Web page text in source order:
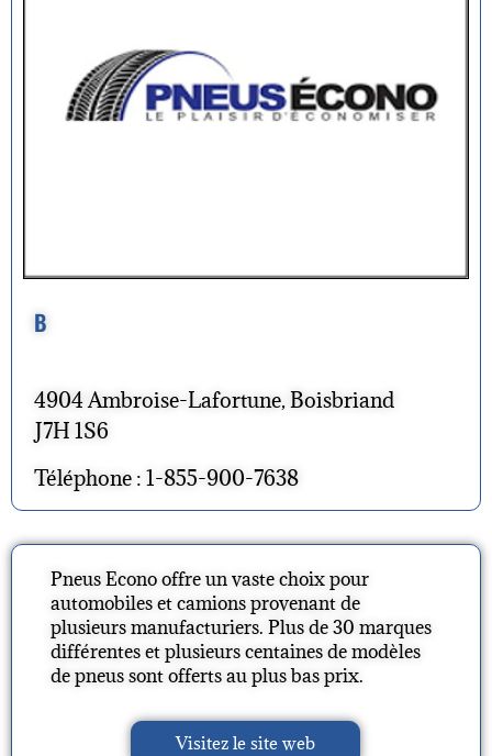
B
4904 Ambroise-Lafortune, Boisbriand
J7H 1S6
Téléphone : 1-855-900-7638
Pneus Econo offre un vaste choix pour
automobiles et camions provenant de
plusieurs manufacturiers. Plus de 30 marques
différentes et plusieurs centaines de modèles
de pneus sont offerts au plus bas prix.
Visitez le site web